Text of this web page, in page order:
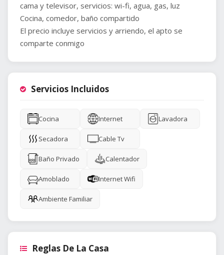
cama y televisor, servicios: wi-fi, agua, gas, luz
Cocina, comedor, baño compartido
El precio incluye servicios y arriendo, el apto se
comparte conmigo
Servicios Incluidos
Cocina Internet Lavadora
Secadora Cable Tv
Baño Privado Calentador
Amoblado Internet Wifi
Ambiente Familiar
Reglas De La Casa